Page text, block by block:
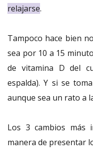
relajarse.
Tampoco hace bien
sea por 10 a 15
de vitamina D del
espalda). Y si se
aunque sea un rato a
Los 3 cambios más
manera de presentar